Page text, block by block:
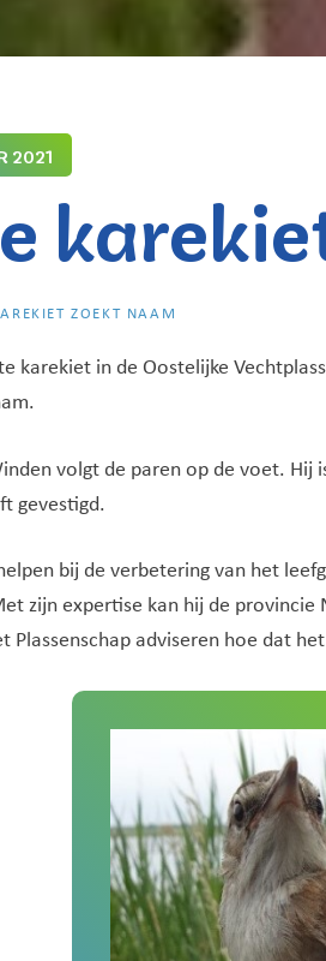
2021
ZOEKT NAAM
karekiet in de Oostelijke
volgt de paren op de voet.
gevestigd.
bij de verbetering van het
zijn expertise kan hij de
Plassenschap adviseren hoe dat